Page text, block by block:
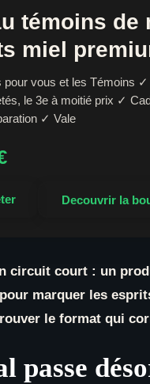
témoins de
miel
pour vous et les Témoins
le 3e à moitié prix ✓
✓ Vale
Decouvrir la
circuit court : un
marquer les
le format qui
passe